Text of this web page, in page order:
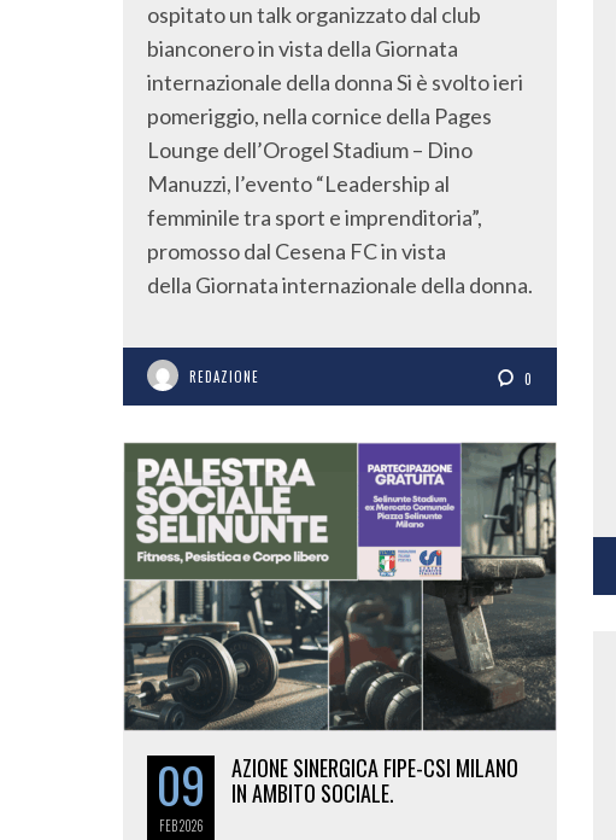
ospitato un talk organizzato dal club
bianconero in vista della Giornata
internazionale della donna Si è svolto ieri
pomeriggio, nella cornice della Pages
Lounge dell’Orogel Stadium – Dino
Manuzzi, l’evento “Leadership al
femminile tra sport e imprenditoria”,
promosso dal Cesena FC in vista
della Giornata internazionale della donna.
REDAZIONE 0
09
FEB2026
AZIONE SINERGICA FIPE-CSI MILANO
IN AMBITO SOCIALE.